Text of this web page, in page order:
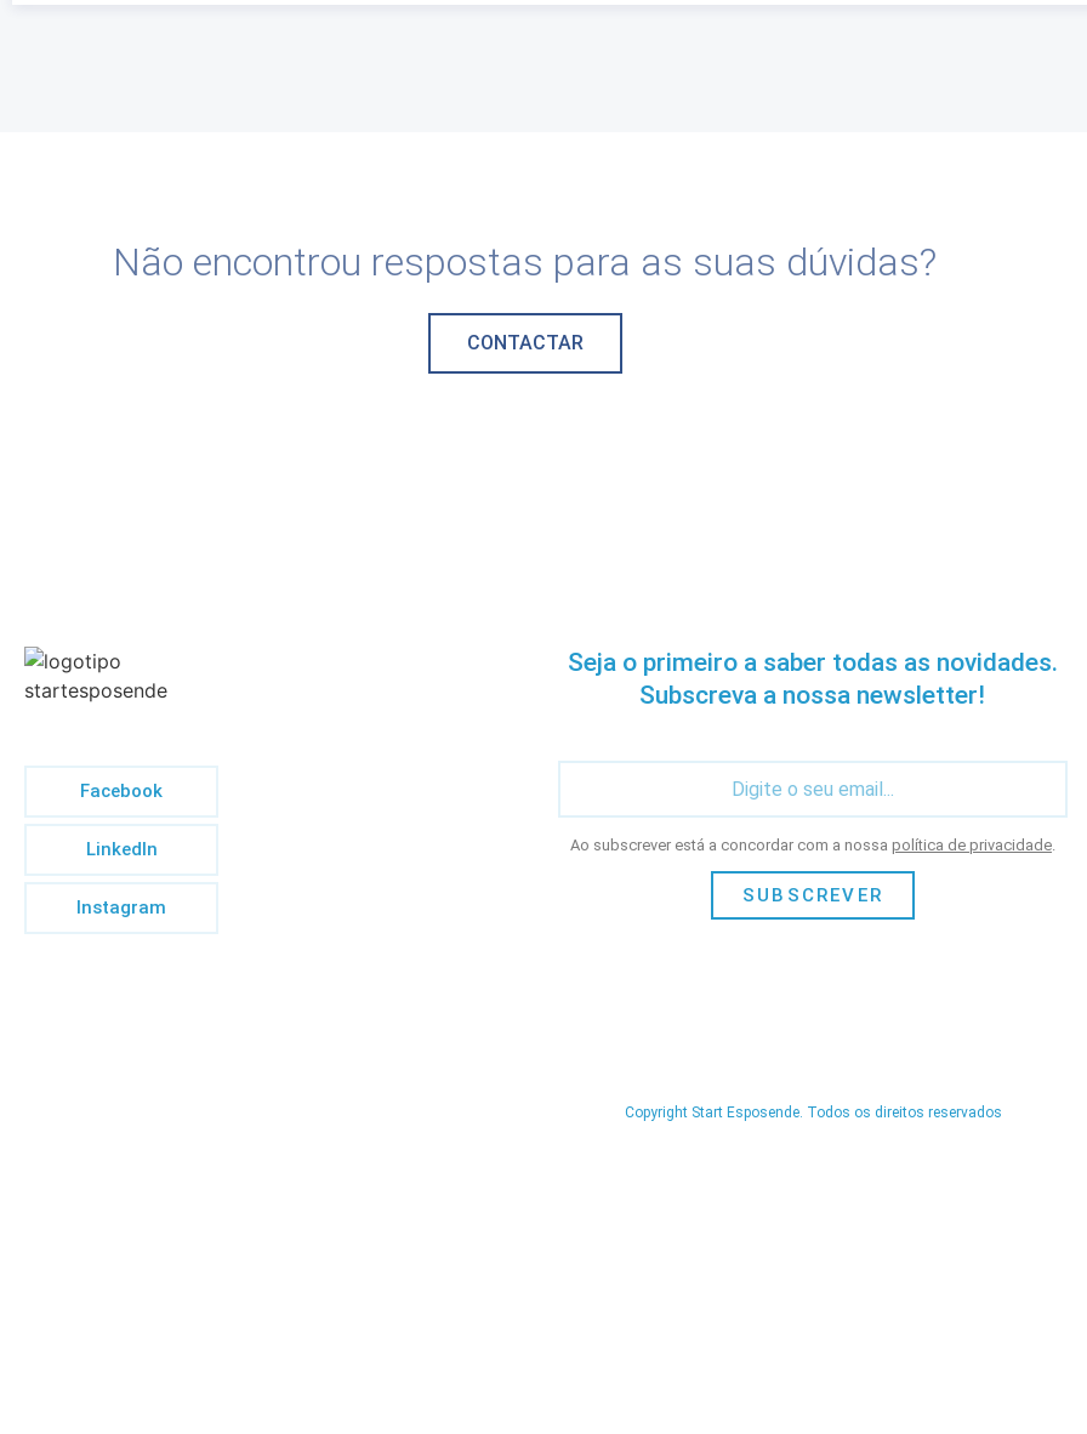
Não encontrou respostas para as suas dúvidas?
CONTACTAR
Facebook
LinkedIn
Instagram
Seja o primeiro a saber todas as novidades.
Subscreva a nossa newsletter!
Ao subscrever está a concordar com a nossa política de privacidade.
SUBSCREVER
Copyright Start Esposende. Todos os direitos reservados